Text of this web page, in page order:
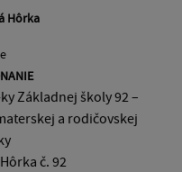
Hôrka
Základnej školy 92 –
a rodičovskej
č. 92